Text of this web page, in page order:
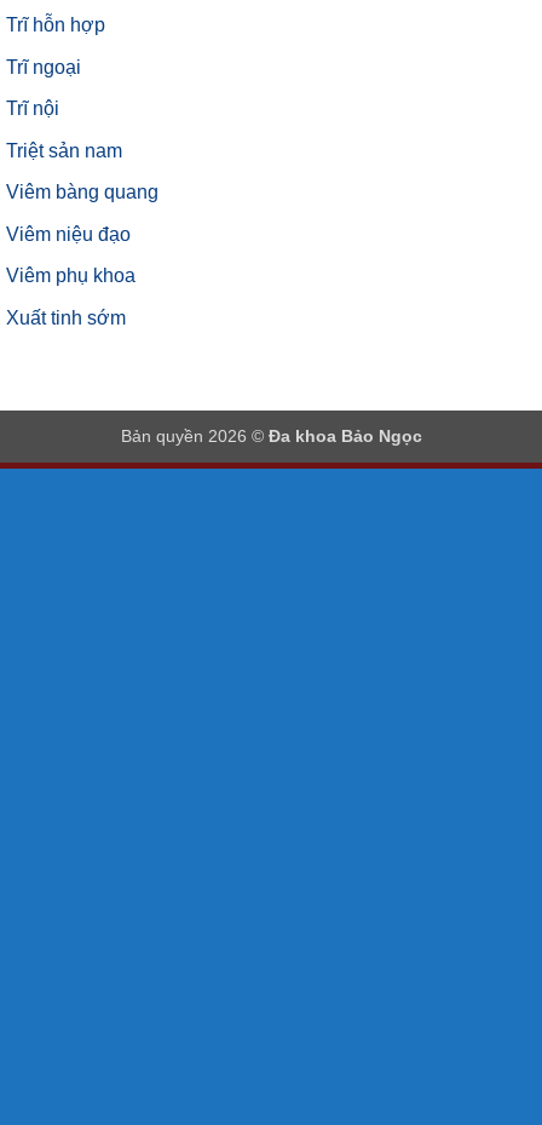
Trĩ hỗn hợp
Trĩ ngoại
Trĩ nội
Triệt sản nam
Viêm bàng quang
Viêm niệu đạo
Viêm phụ khoa
Xuất tinh sớm
Bản quyền 2026 © Đa khoa Bảo Ngọc